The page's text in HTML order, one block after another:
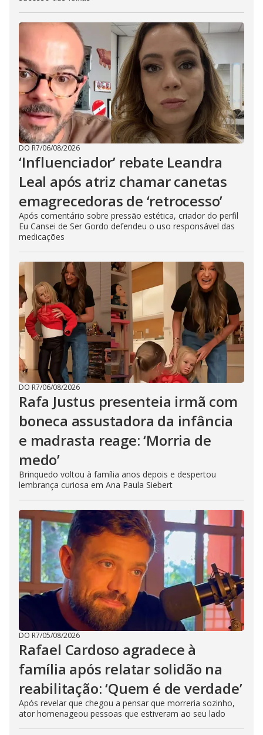
DO R7/06/08/2026
‘Influenciador’ rebate Leandra
Leal após atriz chamar canetas
emagrecedoras de ‘retrocesso’
Após comentário sobre pressão estética, criador do perfil
Eu Cansei de Ser Gordo defendeu o uso responsável das
medicações
DO R7/06/08/2026
Rafa Justus presenteia irmã com
boneca assustadora da infância
e madrasta reage: ‘Morria de
medo’
Brinquedo voltou à família anos depois e despertou
lembrança curiosa em Ana Paula Siebert
DO R7/05/08/2026
Rafael Cardoso agradece à
família após relatar solidão na
reabilitação: ‘Quem é de verdade’
Após revelar que chegou a pensar que morreria sozinho,
ator homenageou pessoas que estiveram ao seu lado